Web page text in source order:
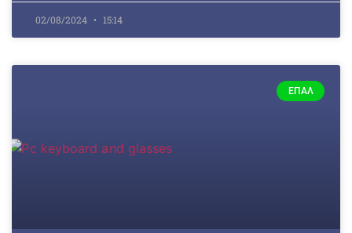
02/08/2024 15:14
ΕΠΑΛ